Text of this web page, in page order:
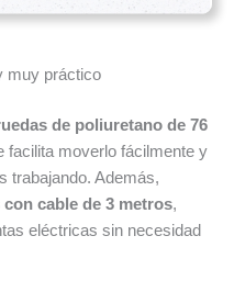
muy práctico
de poliuretano de 76
facilita moverlo fácilmente y
trabajando. Además,
cable de 3 metros,
eléctricas sin necesidad